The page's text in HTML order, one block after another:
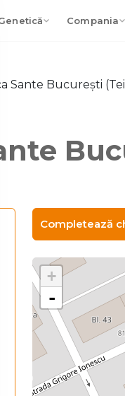
Compania
Sante București
Completează
+
-